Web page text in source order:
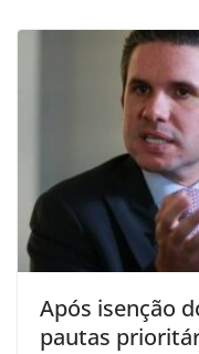
Após isenção
pautas